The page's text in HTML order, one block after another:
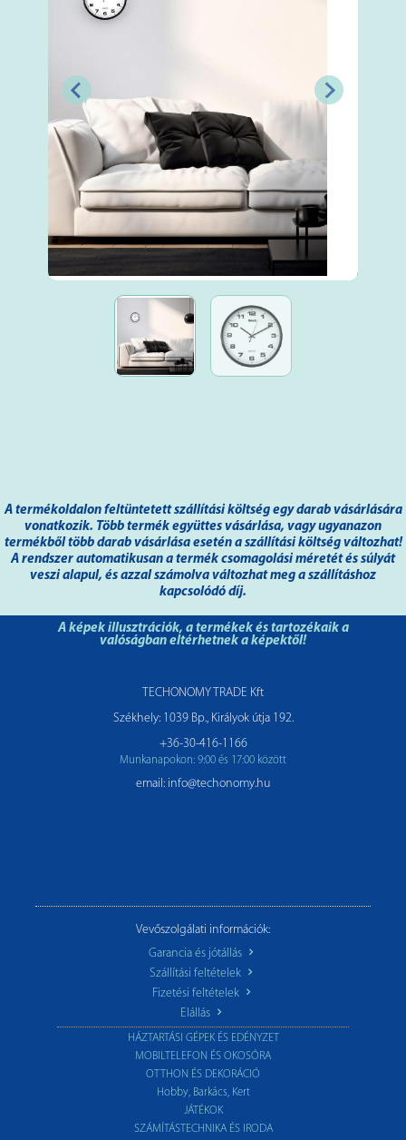
A termékoldalon feltüntetett szállítási költség egy darab vásárlására
vonatkozik. Több termék együttes vásárlása, vagy ugyanazon
termékből több darab vásárlása esetén a szállítási költség változhat!
A rendszer automatikusan a termék csomagolási méretét és súlyát
veszi alapul, és azzal számolva változhat meg a szállításhoz
kapcsolódó díj.
A képek illusztrációk, a termékek és tartozékaik a
valóságban eltérhetnek a képektől!
TECHONOMY TRADE Kft
Székhely: 1039 Bp., Királyok útja 192.
+36-30-416-1166
Munkanapokon: 9:00 és 17:00 között
email: info@techonomy.hu
Vevőszolgálati információk:
Garancia és jótállás
Szállítási feltételek
Fizetési feltételek
Elállás
HÁZTARTÁSI GÉPEK ÉS EDÉNYZET
MOBILTELEFON ÉS OKOSÓRA
OTTHON ÉS DEKORÁCIÓ
Hobby, Barkács, Kert
JÁTÉKOK
SZÁMÍTÁSTECHNIKA ÉS IRODA